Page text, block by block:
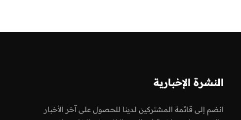
النشرة الإخبارية
انضم إلى قائمة المشتركين لدينا للحصول على آخر الأخبار